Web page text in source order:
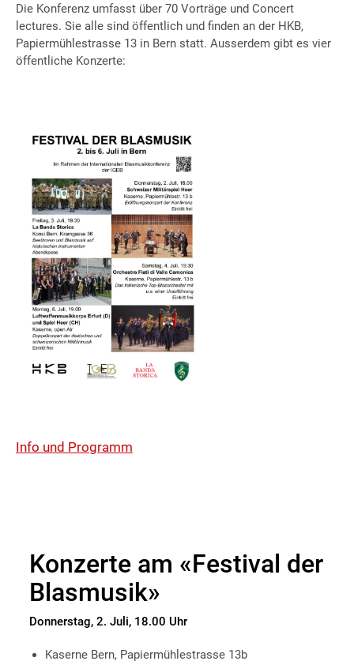
Die Konferenz umfasst über 70 Vorträge und Concert
lectures. Sie alle sind öffentlich und finden an der HKB,
Papiermühlestrasse 13 in Bern statt. Ausserdem gibt es vier
öffentliche Konzerte:
Info und Programm
Konzerte am «Festival der
Blasmusik»
Donnerstag, 2. Juli, 18.00 Uhr
Kaserne Bern, Papiermühlestrasse 13b